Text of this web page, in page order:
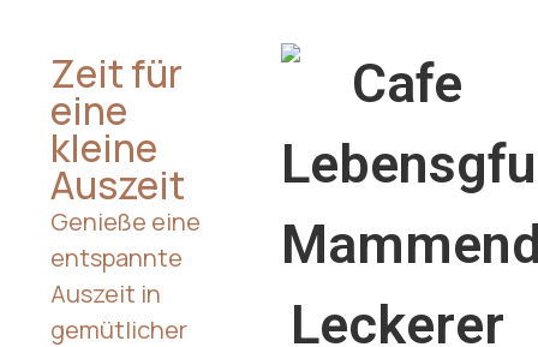
Zeit für
eine
kleine
Auszeit
Genieße eine
entspannte
Auszeit in
gemütlicher